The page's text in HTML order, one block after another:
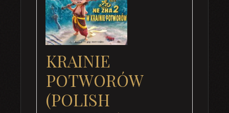
KRAINIE
POTWORÓW
(POLISH